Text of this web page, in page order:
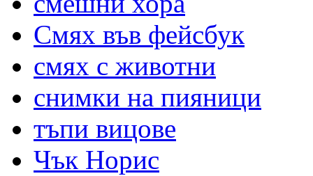
Смях във фейсбук
смях с животни
снимки на пияници
тъпи вицове
Чък Норис